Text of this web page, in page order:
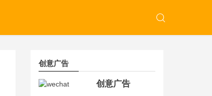
创意广告
创意广告